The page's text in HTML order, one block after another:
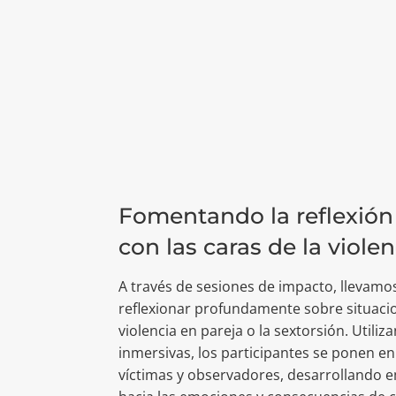
Fomentando la
con las caras de la
A través de sesiones de impacto,
reflexionar profundamente sobre
violencia en pareja o la sextorsión.
inmersivas, los participantes se ponen
víctimas y observadores, desarrollando